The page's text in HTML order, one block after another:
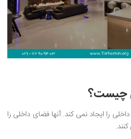
چیست؟
را ایجاد نمی کند. آنها فضای داخلی را